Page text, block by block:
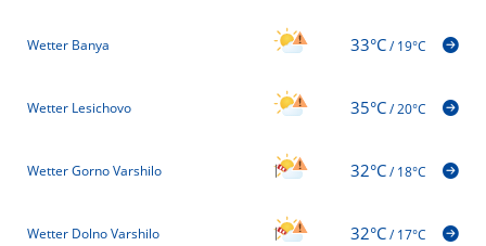
Wetter Banya 33°C/19°C
Wetter Lesichovo 35°C/20°C
Wetter Gorno Varshilo 32°C/18°C
Wetter Dolno Varshilo 32°C/17°C